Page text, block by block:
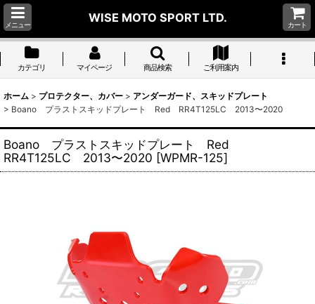
メニュー
WISE MOTO SPORT LTD.
カート
カテゴリ マイページ 商品検索 ご利用案内
ホーム > プロテクター、カバー > アンダーガード、スキッドプレート
> Boano プラストスキッドプレート Red RR4T125LC 2013〜2020
Boano プラストスキッドプレート Red
RR4T125LC 2013〜2020 [WPMR-125]